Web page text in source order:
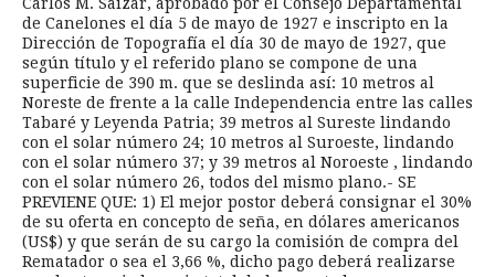
de Canelones el día 5 de mayo de 1927 e inscripto en la
Dirección de Topografía el día 30 de mayo de 1927, que
según título y el referido plano se compone de una
superficie de 390 m. que se deslinda así: 10 metros al
Noreste de frente a la calle Independencia entre las calles
Tabaré y Leyenda Patria; 39 metros al Sureste lindando
con el solar número 24; 10 metros al Suroeste, lindando
con el solar número 37; y 39 metros al Noroeste , lindando
con el solar número 26, todos del mismo plano.- SE
PREVIENE QUE: 1) El mejor postor deberá consignar el 30%
de su oferta en concepto de seña, en dólares americanos
(US$) y que serán de su cargo la comisión de compra del
Rematador o sea el 3,66 %, dicho pago deberá realizarse